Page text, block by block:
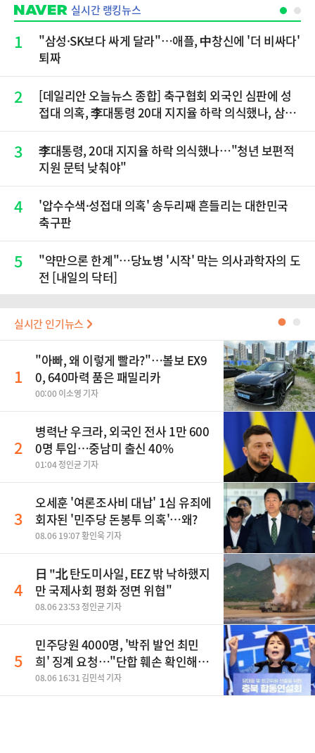
실시간 랭킹뉴스
1
"삼성·SK보다 싸게 달라"…애플, 中창신에 '더 비싸다'
퇴짜
2
[데일리안 오늘뉴스 종합] 축구협회 외국인 심판에 성
접대 의혹, 李대통령 20대 지지율 하락 의식했나, 삼전
재점화, 김민석 "과반 승리 가능성 99%" 등
3
李대통령, 20대 지지율 하락 의식했나…"청년 보편적
지원 문턱 낮춰야"
4
'압수수색·성접대 의혹' 송두리째 흔들리는 대한민국
축구판
5
"약만으론 한계"…당뇨병 '시작' 막는 의사과학자의 도
전 [내일의 닥터]
실시간 인기뉴스 ●
1
"아빠, 왜 이렇게 빨라?"…볼보 EX9
0, 640마력 품은 패밀리카
00:00 이소영 기자
2
병력난 우크라, 외국인 전사 1만 600
0명 투입…중남미 출신 40%
01:04 정인균 기자
3
오세훈 '여론조사비 대납' 1심 유죄에
회자된 '민주당 돈봉투 의혹'…왜?
08.06 19:07 황인욱 기자
4
日 "北 탄도미사일, EEZ 밖 낙하했지
만 국제사회 평화 정면 위협"
08.06 23:53 정인균 기자
5
민주당원 4000명, '박쥐 발언 최민
희' 징계 요청…"단합 훼손 확인해
야"
08.06 16:31 김민석 기자